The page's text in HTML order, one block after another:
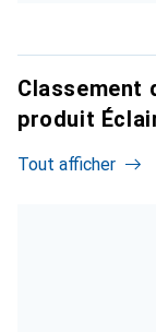
Classement
produit
Tout afficher